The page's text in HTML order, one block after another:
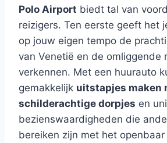
Polo Airport biedt tal van
reizigers. Ten eerste geeft het
op jouw eigen tempo de
van Venetië en de omliggende
verkennen. Met een huurauto
gemakkelijk uitstapjes maken
schilderachtige dorpjes en
bezienswaardigheden die
bereiken zijn met het openbaar